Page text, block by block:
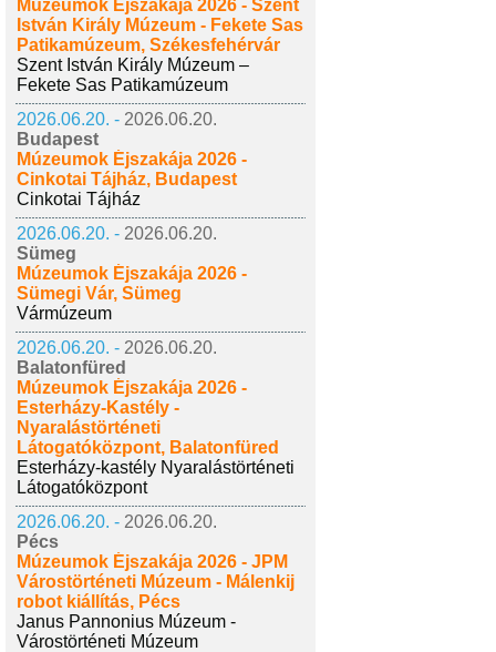
Múzeumok Éjszakája 2026 - Szent
István Király Múzeum - Fekete Sas
Patikamúzeum, Székesfehérvár
Szent István Király Múzeum –
Fekete Sas Patikamúzeum
2026.06.20. - 2026.06.20.
Budapest
Múzeumok Éjszakája 2026 -
Cinkotai Tájház, Budapest
Cinkotai Tájház
2026.06.20. - 2026.06.20.
Sümeg
Múzeumok Éjszakája 2026 -
Sümegi Vár, Sümeg
Vármúzeum
2026.06.20. - 2026.06.20.
Balatonfüred
Múzeumok Éjszakája 2026 -
Esterházy-Kastély -
Nyaralástörténeti
Látogatóközpont, Balatonfüred
Esterházy-kastély Nyaralástörténeti
Látogatóközpont
2026.06.20. - 2026.06.20.
Pécs
Múzeumok Éjszakája 2026 - JPM
Várostörténeti Múzeum - Málenkij
robot kiállítás, Pécs
Janus Pannonius Múzeum -
Várostörténeti Múzeum